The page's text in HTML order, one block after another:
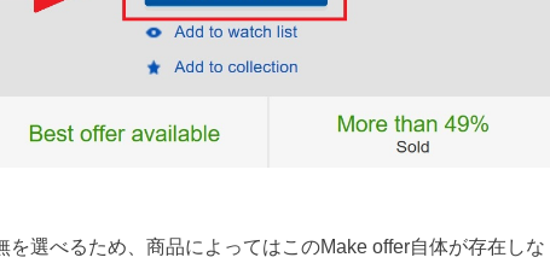
を選べるため、商品によってはこのMake offer自体が存在しな